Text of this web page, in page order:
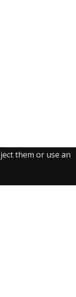
them or use an